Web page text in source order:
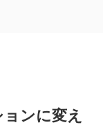
ンに変え